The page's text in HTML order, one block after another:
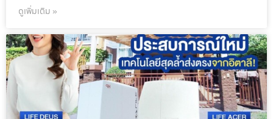
ดูเพิ่มเติม »